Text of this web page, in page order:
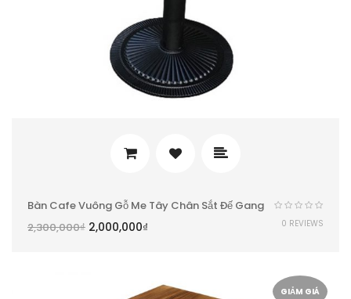
Bàn Cafe Vuông Gỗ Me Tây Chân Sắt Đế Gang
2,300,000₫ 2,000,000₫ 0 REVIEWS
GIẢM GIÁ